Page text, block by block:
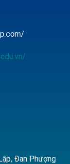
Đan Phượng